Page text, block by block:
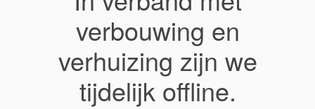
verbouwing en
verhuizing zijn we
tijdelijk offline.